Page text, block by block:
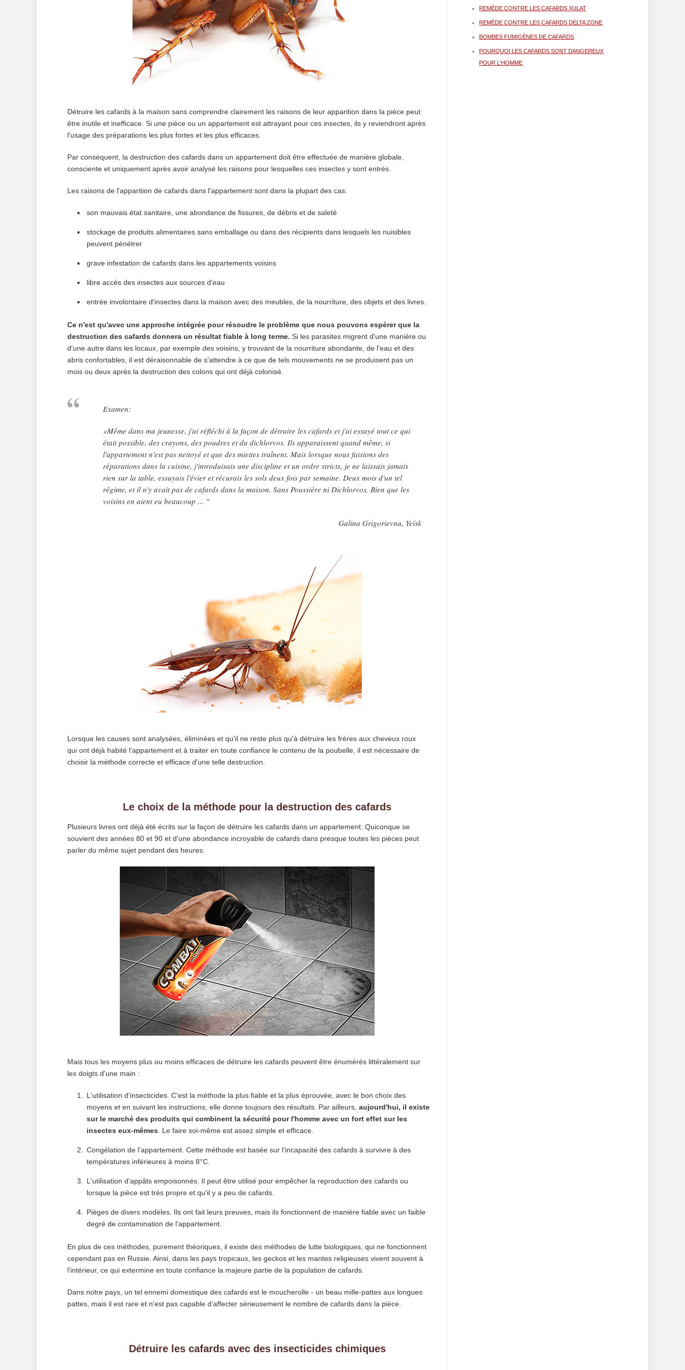
Détruire les cafards à la maison sans comprendre clairement les raisons de leur apparition dans la pièce peut
être inutile et inefficace. Si une pièce ou un appartement est attrayant pour ces insectes, ils y reviendront après
l'usage des préparations les plus fortes et les plus efficaces.
Par conséquent, la destruction des cafards dans un appartement doit être effectuée de manière globale,
consciente et uniquement après avoir analysé les raisons pour lesquelles ces insectes y sont entrés.
Les raisons de l'apparition de cafards dans l'appartement sont dans la plupart des cas:
son mauvais état sanitaire, une abondance de fissures, de débris et de saleté
stockage de produits alimentaires sans emballage ou dans des récipients dans lesquels les nuisibles
peuvent pénétrer
grave infestation de cafards dans les appartements voisins
libre accès des insectes aux sources d'eau
entrée involontaire d'insectes dans la maison avec des meubles, de la nourriture, des objets et des livres.
Ce n'est qu'avec une approche intégrée pour résoudre le problème que nous pouvons espérer que la
destruction des cafards donnera un résultat fiable à long terme. Si les parasites migrent d'une manière ou
d'une autre dans les locaux, par exemple des voisins, y trouvant de la nourriture abondante, de l'eau et des
abris confortables, il est déraisonnable de s'attendre à ce que de tels mouvements ne se produisent pas un
mois ou deux après la destruction des colons qui ont déjà colonisé.
Examen:
«Même dans ma jeunesse, j'ai réfléchi à la façon de détruire les cafards et j'ai essayé tout ce qui
était possible, des crayons, des poudres et du dichlorvos. Ils apparaissent quand même, si
l'appartement n'est pas nettoyé et que des miettes traînent. Mais lorsque nous faisions des
réparations dans la cuisine, j'introduisais une discipline et un ordre stricts, je ne laissais jamais
rien sur la table, essuyais l'évier et récurais les sols deux fois par semaine. Deux mois d'un tel
régime, et il n'y avait pas de cafards dans la maison. Sans Poussière ni Dichlorvos. Bien que les
voisins en aient eu beaucoup ... "
Galina Grigorievna, Yeïsk
Lorsque les causes sont analysées, éliminées et qu'il ne reste plus qu'à détruire les frères aux cheveux roux
qui ont déjà habité l'appartement et à traiter en toute confiance le contenu de la poubelle, il est nécessaire de
choisir la méthode correcte et efficace d'une telle destruction.
Le choix de la méthode pour la destruction des cafards
Plusieurs livres ont déjà été écrits sur la façon de détruire les cafards dans un appartement. Quiconque se
souvient des années 80 et 90 et d'une abondance incroyable de cafards dans presque toutes les pièces peut
parler du même sujet pendant des heures.
Mais tous les moyens plus ou moins efficaces de détruire les cafards peuvent être énumérés littéralement sur
les doigts d'une main :
L'utilisation d'insecticides. C'est la méthode la plus fiable et la plus éprouvée, avec le bon choix des
moyens et en suivant les instructions, elle donne toujours des résultats. Par ailleurs, aujourd'hui, il existe
sur le marché des produits qui combinent la sécurité pour l'homme avec un fort effet sur les
insectes eux-mêmes . Le faire soi-même est assez simple et efficace.
Congélation de l'appartement. Cette méthode est basée sur l'incapacité des cafards à survivre à des
températures inférieures à moins 8°C.
L'utilisation d'appâts empoisonnés. Il peut être utilisé pour empêcher la reproduction des cafards ou
lorsque la pièce est très propre et qu'il y a peu de cafards.
Pièges de divers modèles. Ils ont fait leurs preuves, mais ils fonctionnent de manière fiable avec un faible
degré de contamination de l'appartement.
En plus de ces méthodes, purement théoriques, il existe des méthodes de lutte biologiques, qui ne fonctionnent
cependant pas en Russie. Ainsi, dans les pays tropicaux, les geckos et les mantes religieuses vivent souvent à
l'intérieur, ce qui extermine en toute confiance la majeure partie de la population de cafards.
Dans notre pays, un tel ennemi domestique des cafards est le moucherolle - un beau mille-pattes aux longues
pattes, mais il est rare et n'est pas capable d'affecter sérieusement le nombre de cafards dans la pièce.
Détruire les cafards avec des insecticides chimiques
REMÈDE CONTRE LES CAFARDS XULAT
REMÈDE CONTRE LES CAFARDS DELTA ZONE
BOMBES FUMIGÈNES DE CAFARDS
POURQUOI LES CAFARDS SONT DANGEREUX
POUR L'HOMME